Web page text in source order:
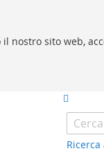
nostro sito web,
Ricerca